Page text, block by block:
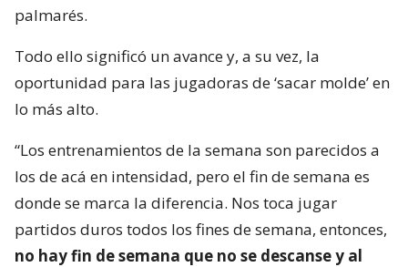
palmarés.
Todo ello significó un avance y, a su vez, la
oportunidad para las jugadoras de ‘sacar molde’ en
lo más alto.
“Los entrenamientos de la semana son parecidos a
los de acá en intensidad, pero el fin de semana es
donde se marca la diferencia. Nos toca jugar
partidos duros todos los fines de semana, entonces,
no hay fin de semana que no se descanse y al